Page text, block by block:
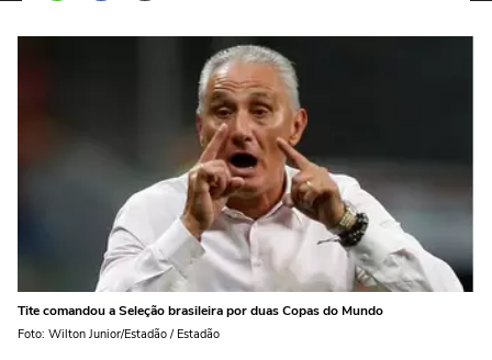
Tite comandou a Seleção brasileira por duas Copas do Mundo
Foto: Wilton Junior/Estadão / Estadão